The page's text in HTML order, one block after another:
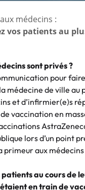
médecins :
vos patients au
sont privés ?
pour
médecine de ville
et d’infirmier(e)s
vaccination en
lors d’un point
primeur aux
au cours de
en train de